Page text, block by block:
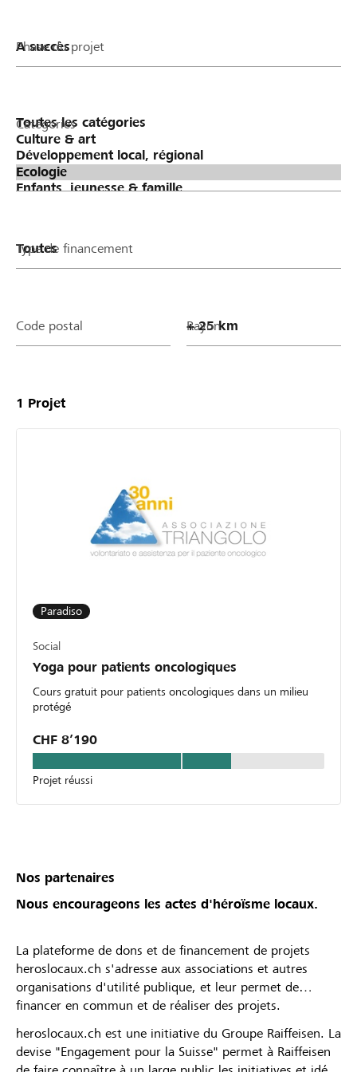
Phase du projet
Catégories
Type de financement
Code postal Rayon
1 Projet
Paradiso
Social
Yoga pour patients oncologiques
Cours gratuit pour patients oncologiques dans un milieu
protégé
CHF 8’190
Projet réussi
Nos partenaires
Nous encourageons les actes d'héroïsme locaux.
La plateforme de dons et de financement de projets
heroslocaux.ch s'adresse aux associations et autres
organisations d'utilité publique, et leur permet de
financer en commun et de réaliser des projets.
heroslocaux.ch est une initiative du Groupe Raiffeisen. La
devise "Engagement pour la Suisse" permet à Raiffeisen